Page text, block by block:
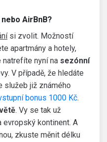
AirBnB?
si zvolit. Možností
apartmány a hotely,
natrefíte nyní na sezónní
V případě, že hledáte
služeb již známého
bonus 1000 Kč.
. Vy se tak už
evropský kontinent. A
zkuste měnit délku